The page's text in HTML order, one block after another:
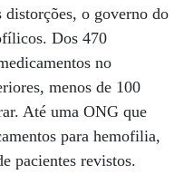
o governo do
Dos 470
no
menos de 100
Até uma ONG que
para hemofilia,
pacientes revistos.